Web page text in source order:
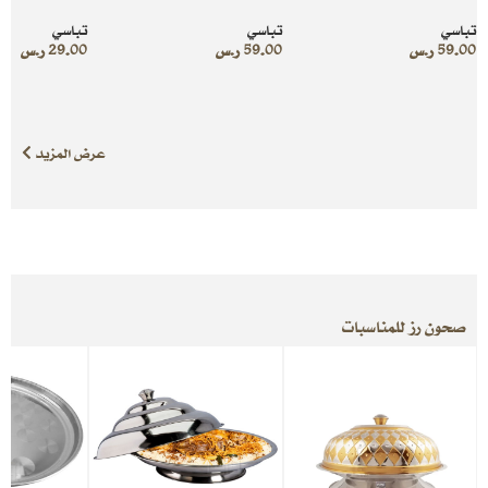
تباسي
59.00ر.س
تباسي
59.00 ر.س
تباسي
29.00ر.س
عرض المزيد
صحون رز للمناسبات